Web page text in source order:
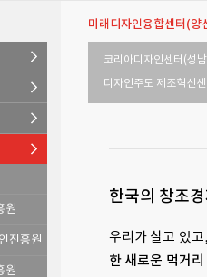
원
진흥원
원
미래디자인융합센터(양
코리아디자인센터(성
디자인주도 제조혁신센
한국의 창조
우리가 살고 있
한 새로운 먹거